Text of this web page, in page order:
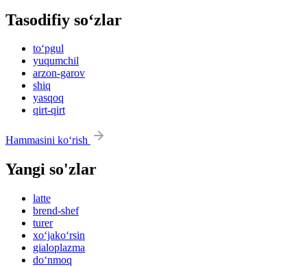
Tasodifiy so‘zlar
to‘pgul
yuqumchil
arzon-garov
shiq
yasqoq
qirt-qirt
Hammasini ko‘rish
Yangi so'zlar
latte
brend-shef
turer
xo‘jako‘rsin
gialoplazma
do‘nmoq